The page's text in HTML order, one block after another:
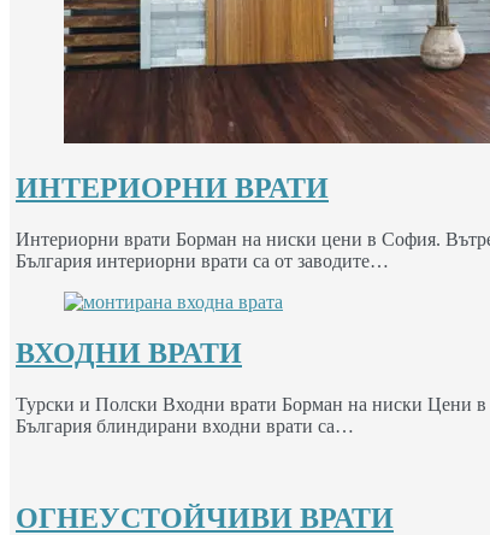
ИНТЕРИОРНИ ВРАТИ
Интериорни врати Борман на ниски цени в София.
България интериорни врати са от заводите…
ВХОДНИ ВРАТИ
Турски и Полски Входни врати Борман на ниски Цени
България блиндирани входни врати са…
ОГНЕУСТОЙЧИВИ ВРАТИ